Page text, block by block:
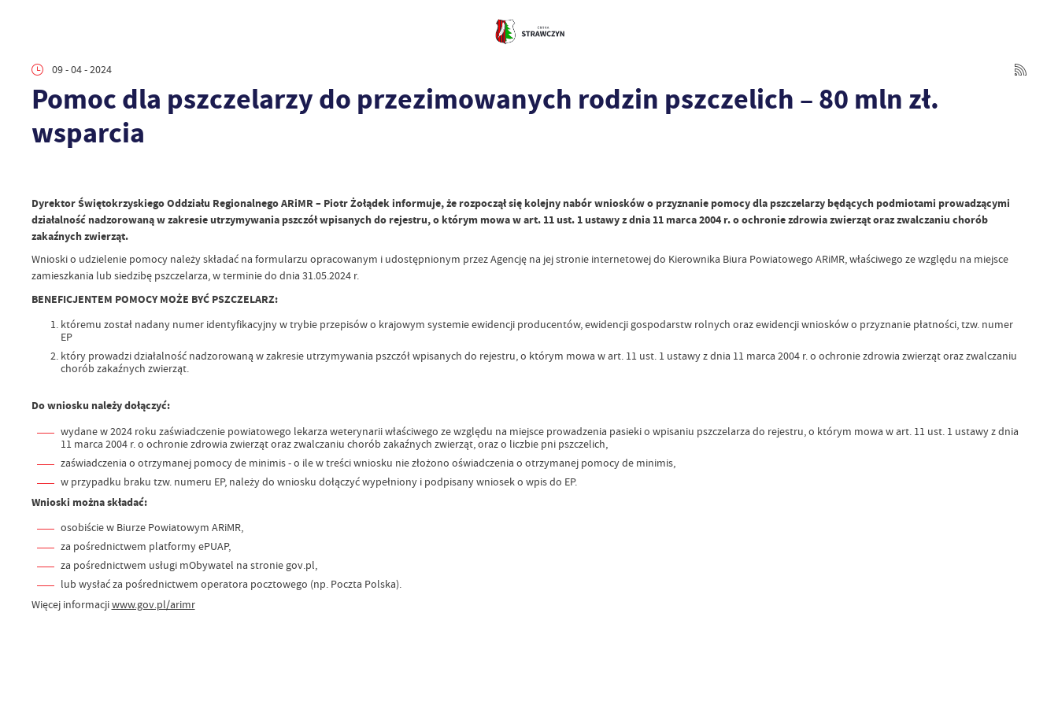
09 - 04 - 2024
Pomoc dla pszczelarzy do przezimowanych rodzin pszczelich – 80 mln zł.
wsparcia
Dyrektor Świętokrzyskiego Oddziału Regionalnego ARiMR – Piotr Żołądek informuje, że rozpoczął się kolejny nabór wniosków o przyznanie pomocy dla pszczelarzy będących podmiotami prowadzącymi
działalność nadzorowaną w zakresie utrzymywania pszczół wpisanych do rejestru, o którym mowa w art. 11 ust. 1 ustawy z dnia 11 marca 2004 r. o ochronie zdrowia zwierząt oraz zwalczaniu chorób
zakaźnych zwierząt.
Wnioski o udzielenie pomocy należy składać na formularzu opracowanym i udostępnionym przez Agencję na jej stronie internetowej do Kierownika Biura Powiatowego ARiMR, właściwego ze względu na miejsce
zamieszkania lub siedzibę pszczelarza, w terminie do dnia 31.05.2024 r.
BENEFICJENTEM POMOCY MOŻE BYĆ PSZCZELARZ:
któremu został nadany numer identyfikacyjny w trybie przepisów o krajowym systemie ewidencji producentów, ewidencji gospodarstw rolnych oraz ewidencji wniosków o przyznanie płatności, tzw. numer
EP
który prowadzi działalność nadzorowaną w zakresie utrzymywania pszczół wpisanych do rejestru, o którym mowa w art. 11 ust. 1 ustawy z dnia 11 marca 2004 r. o ochronie zdrowia zwierząt oraz zwalczaniu
chorób zakaźnych zwierząt.
Do wniosku należy dołączyć:
wydane w 2024 roku zaświadczenie powiatowego lekarza weterynarii właściwego ze względu na miejsce prowadzenia pasieki o wpisaniu pszczelarza do rejestru, o którym mowa w art. 11 ust. 1 ustawy z dnia
11 marca 2004 r. o ochronie zdrowia zwierząt oraz zwalczaniu chorób zakaźnych zwierząt, oraz o liczbie pni pszczelich,
zaświadczenia o otrzymanej pomocy de minimis - o ile w treści wniosku nie złożono oświadczenia o otrzymanej pomocy de minimis,
w przypadku braku tzw. numeru EP, należy do wniosku dołączyć wypełniony i podpisany wniosek o wpis do EP.
Wnioski można składać:
osobiście w Biurze Powiatowym ARiMR,
za pośrednictwem platformy ePUAP,
za pośrednictwem usługi mObywatel na stronie gov.pl,
lub wysłać za pośrednictwem operatora pocztowego (np. Poczta Polska).
Więcej informacjiwww.gov.pl/arimr